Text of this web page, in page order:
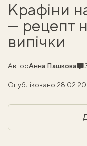
Крафіни
— рецепт
випічки
АвторАнна Пашкова 3
Опубліковано: